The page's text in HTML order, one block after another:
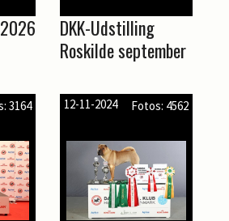
DKK-Udstilling
Roskilde september
3164 12-11-2024 Fotos: 4562